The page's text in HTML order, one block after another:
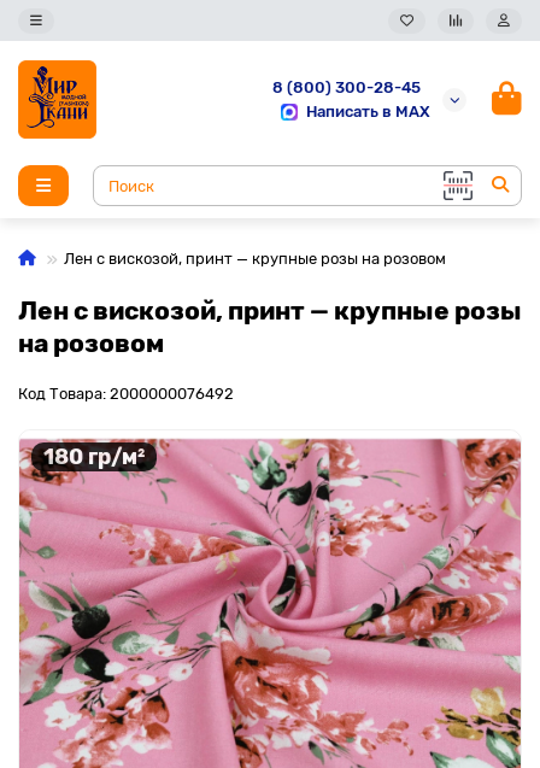
8 (800) 300-28-45
Написать в MAX
Лен с вискозой, принт — крупные розы на розовом
Лен с вискозой, принт — крупные розы
на розовом
Код Товара: 2000000076492
180 гр/м²